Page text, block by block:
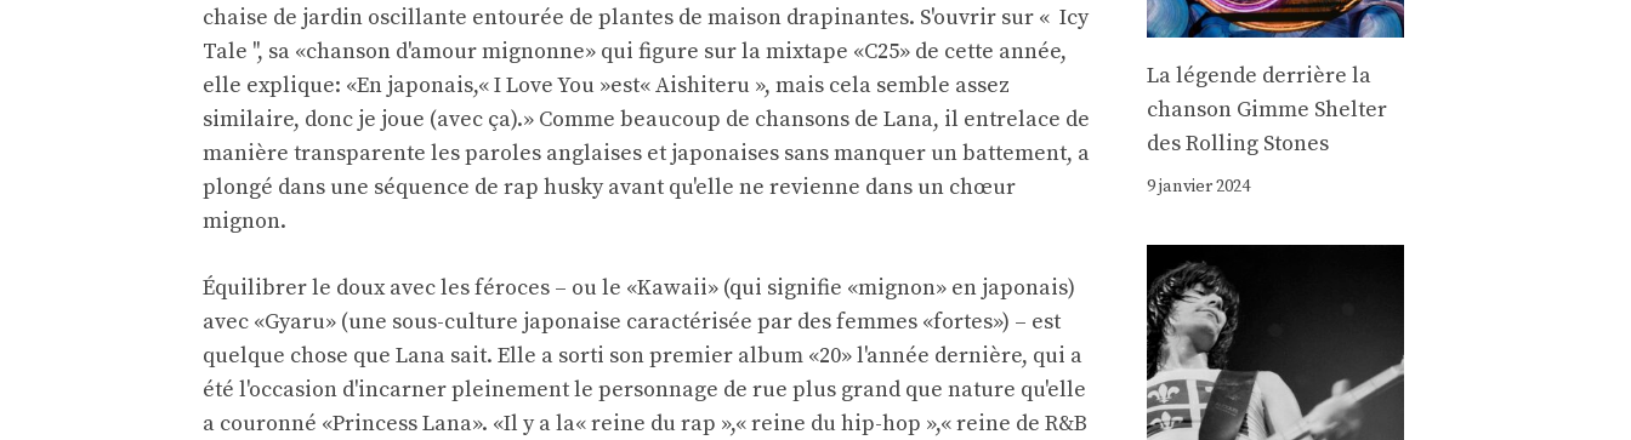
chaise de jardin oscillante entourée de plantes de maison drapinantes. S'ouvrir sur « Icy
Tale '', sa «chanson d'amour mignonne» qui figure sur la mixtape «C25» de cette année,
elle explique: «En japonais,« I Love You »est« Aishiteru », mais cela semble assez
similaire, donc je joue (avec ça).» Comme beaucoup de chansons de Lana, il entrelace de
manière transparente les paroles anglaises et japonaises sans manquer un battement, a
plongé dans une séquence de rap husky avant qu'elle ne revienne dans un chœur
mignon.
Équilibrer le doux avec les féroces – ou le «Kawaii» (qui signifie «mignon» en japonais)
avec «Gyaru» (une sous-culture japonaise caractérisée par des femmes «fortes») – est
quelque chose que Lana sait. Elle a sorti son premier album «20» l'année dernière, qui a
été l'occasion d'incarner pleinement le personnage de rue plus grand que nature qu'elle
a couronné «Princess Lana». «Il y a la« reine du rap »,« reine du hip-hop »,« reine de R&B
La légende derrière la
chanson Gimme Shelter
des Rolling Stones
9 janvier 2024